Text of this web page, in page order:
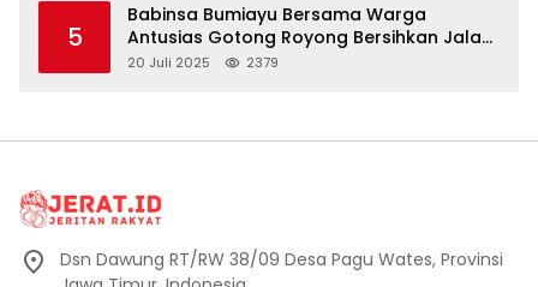
5
Babinsa Bumiayu Bersama Warga
Antusias Gotong Royong Bersihkan Jalan
Dusun Banaran
20 Juli 2025 2379
Dsn Dawung RT/RW 38/09 Desa Pagu Wates, Provinsi